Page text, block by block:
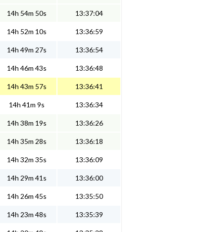
14h 54m 50s 13:37:04
14h 52m 10s 13:36:59
14h 49m 27s 13:36:54
14h 46m 43s 13:36:48
14h 43m 57s 13:36:41
14h 41m 9s 13:36:34
14h 38m 19s 13:36:26
14h 35m 28s 13:36:18
14h 32m 35s 13:36:09
14h 29m 41s 13:36:00
14h 26m 45s 13:35:50
14h 23m 48s 13:35:39